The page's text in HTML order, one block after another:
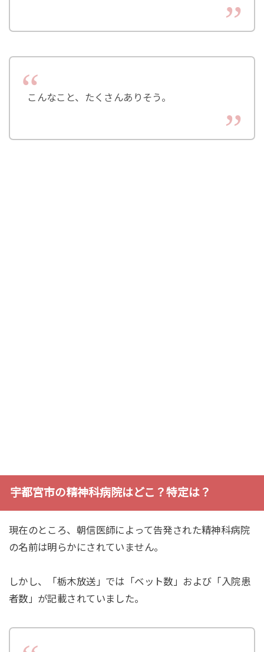
こんなこと、たくさんありそう。
宇都宮市の精神科病院はどこ？特定は？
現在のところ、朝信医師によって告発された精神科病院
の名前は明らかにされていません。
しかし、「栃木放送」では「ベット数」および「入院患
者数」が記載されていました。